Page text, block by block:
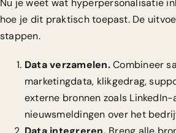
Nu je weet wat hyperpersonalisatie
hoe je dit praktisch toepast. De
stappen.
Data verzamelen.Combineer
marketingdata, klikgedrag,
externe bronnen zoals
nieuwsmeldingen over het